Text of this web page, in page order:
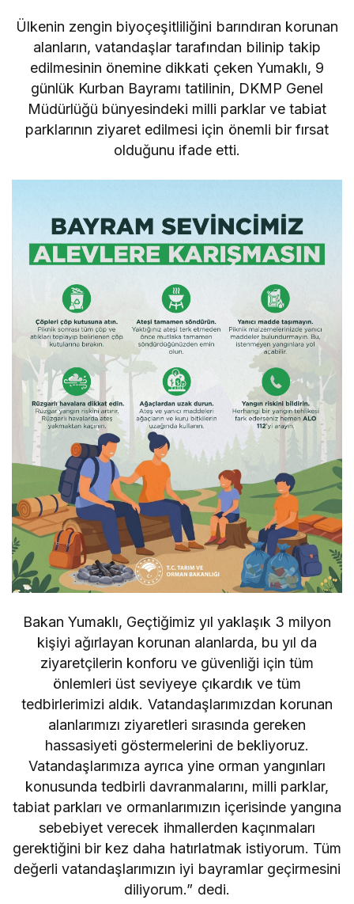
Ülkenin zengin biyoçeşitliliğini barındıran korunan
alanların, vatandaşlar tarafından bilinip takip
edilmesinin önemine dikkati çeken Yumaklı, 9
günlük Kurban Bayramı tatilinin, DKMP Genel
Müdürlüğü bünyesindeki milli parklar ve tabiat
parklarının ziyaret edilmesi için önemli bir fırsat
olduğunu ifade etti.
Bakan Yumaklı, Geçtiğimiz yıl yaklaşık 3 milyon
kişiyi ağırlayan korunan alanlarda, bu yıl da
ziyaretçilerin konforu ve güvenliği için tüm
önlemleri üst seviyeye çıkardık ve tüm
tedbirlerimizi aldık. Vatandaşlarımızdan korunan
alanlarımızı ziyaretleri sırasında gereken
hassasiyeti göstermelerini de bekliyoruz.
Vatandaşlarımıza ayrıca yine orman yangınları
konusunda tedbirli davranmalarını, milli parklar,
tabiat parkları ve ormanlarımızın içerisinde yangına
sebebiyet verecek ihmallerden kaçınmaları
gerektiğini bir kez daha hatırlatmak istiyorum. Tüm
değerli vatandaşlarımızın iyi bayramlar geçirmesini
diliyorum.” dedi.